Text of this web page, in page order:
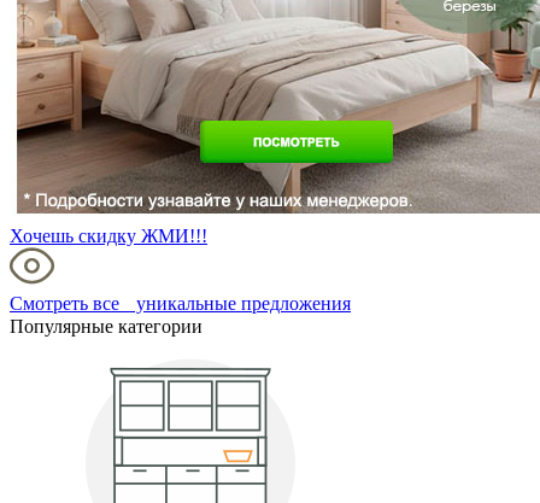
Хочешь скидку ЖМИ!!!
Смотреть все уникальные предложения
Популярные категории